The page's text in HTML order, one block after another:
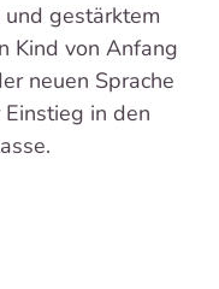
gestärktem
Kind von Anfang
neuen Sprache
in den